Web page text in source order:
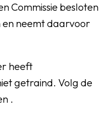
Commissie besloten
en neemt daarvoor
heeft
getraind. Volg de
.